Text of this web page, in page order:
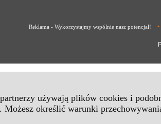
używają plików cookies i
. Możesz określić warunki
Reklama - Wykorzystajmy wspólnie nasz potencjał! •